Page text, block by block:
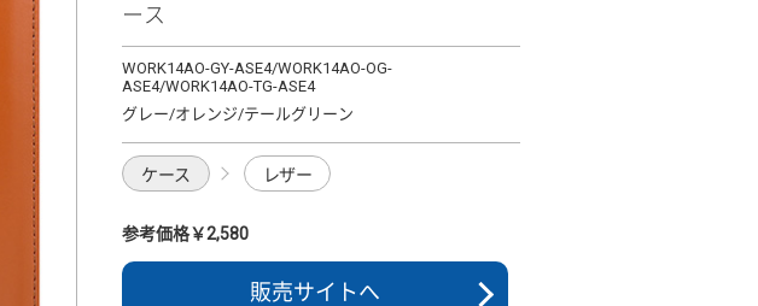
ース
WORK14AO-GY-ASE4/WORK14AO-OG-
ASE4/WORK14AO-TG-ASE4
グレー/オレンジ/テールグリーン
ケース レザー
参考価格￥2,580
販売サイトへ